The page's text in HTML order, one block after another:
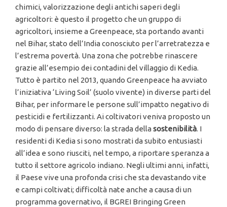
chimici, valorizzazione degli antichi saperi degli
agricoltori: è questo il progetto che un gruppo di
agricoltori, insieme a Greenpeace, sta portando avanti
nel Bihar, stato dell’India conosciuto per l’arretratezza e
l’estrema povertà. Una zona che potrebbe rinascere
grazie all’esempio dei contadini del villaggio di Kedia.
Tutto è partito nel 2013, quando Greenpeace ha avviato
l’iniziativa ‘Living Soil’ (suolo vivente) in diverse parti del
Bihar, per informare le persone sull’impatto negativo di
pesticidi e fertilizzanti. Ai coltivatori veniva proposto un
modo di pensare diverso: la strada dellasostenibilità. I
residenti di Kedia si sono mostrati da subito entusiasti
all’idea e sono riusciti, nel tempo, a riportare speranza a
tutto il settore agricolo indiano. Negli ultimi anni, infatti,
il Paese vive una profonda crisi che sta devastando vite
e campi coltivati; difficoltà nate anche a causa di un
programma governativo, il BGREI Bringing Green